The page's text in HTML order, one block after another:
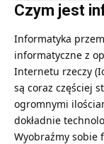
Czym jest
Informatyka
informatyczne z
Internetu rzeczy
są coraz częściej
ogromnymi
dokładnie
Wyobraźmy sobie